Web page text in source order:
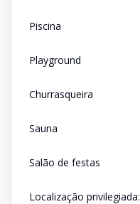
Piscina
Playground
Churrasqueira
Sauna
Salão de festas
Localização privilegiada: